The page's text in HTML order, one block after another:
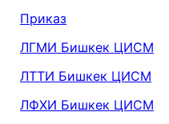
Приказ
ЛГМИ Бишкек ЦИСМ
ЛТТИ Бишкек ЦИСМ
ЛФХИ Бишкек ЦИСМ